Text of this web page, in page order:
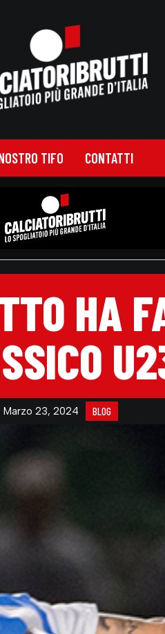
TIFO CONTATTI
HA
Marzo 23, 2024 BLOG